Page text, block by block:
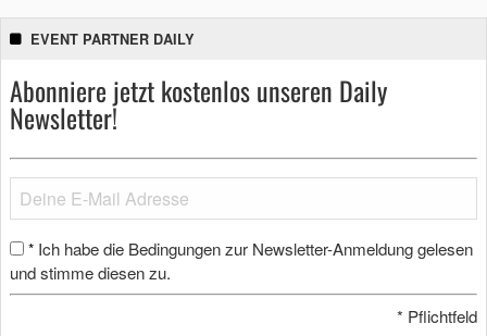
EVENT PARTNER DAILY
Abonniere jetzt kostenlos unseren Daily
Newsletter!
* Ich habe die Bedingungen zur Newsletter-Anmeldung gelesen
und stimme diesen zu.
* Pflichtfeld